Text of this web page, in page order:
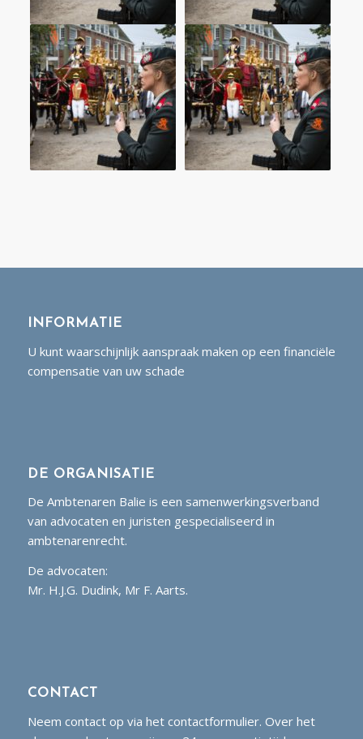
INFORMATIE
U kunt waarschijnlijk aanspraak maken op een financiële
compensatie van uw schade
DE ORGANISATIE
De Ambtenaren Balie is een samenwerkingsverband
van advocaten en juristen gespecialiseerd in
ambtenarenrecht.
De advocaten:
Mr. H.J.G. Dudink, Mr F. Aarts.
CONTACT
Neem contact op via het contactformulier. Over het